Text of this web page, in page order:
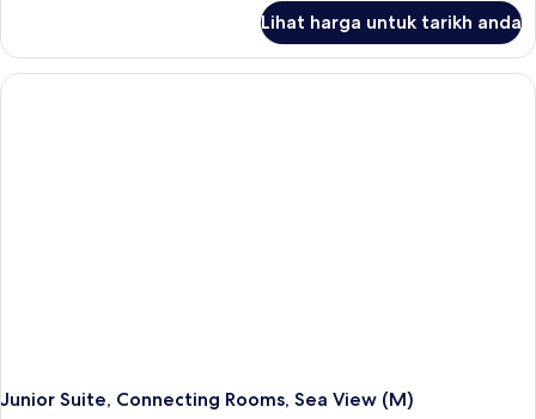
Suite,
Connecting
Rooms
Lihat harga untuk tarikh anda
Junior Suite, Connecting Rooms, Sea View (M)